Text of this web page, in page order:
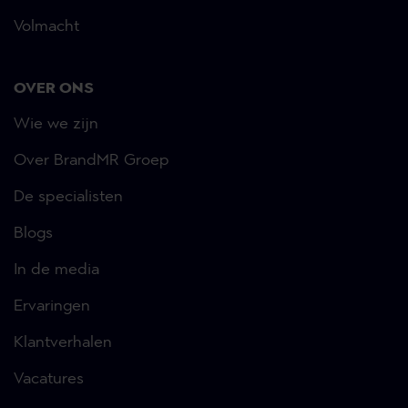
Volmacht
OVER ONS
Wie we zijn
Over BrandMR Groep
De specialisten
Blogs
In de media
Ervaringen
Klantverhalen
Vacatures